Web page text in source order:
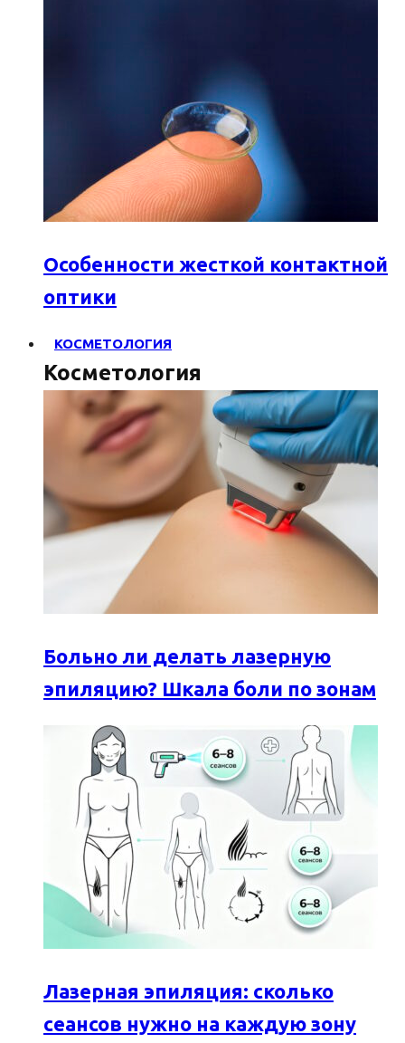
Особенности жесткой контактной
оптики
КОСМЕТОЛОГИЯ
Косметология
Больно ли делать лазерную
эпиляцию? Шкала боли по зонам
Лазерная эпиляция: сколько
сеансов нужно на каждую зону